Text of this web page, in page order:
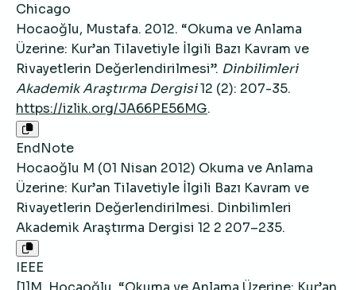
Chicago
Hocaoğlu, Mustafa. 2012. “Okuma ve Anlama
Üzerine: Kur’an Tilavetiyle İlgili Bazı Kavram ve
Rivayetlerin Değerlendirilmesi”. Dinbilimleri
Akademik Araştırma Dergisi12 (2): 207-35.
https://izlik.org/JA66PE56MG.
EndNote
Hocaoğlu M (01 Nisan 2012) Okuma ve Anlama
Üzerine: Kur’an Tilavetiyle İlgili Bazı Kavram ve
Rivayetlerin Değerlendirilmesi. Dinbilimleri
Akademik Araştırma Dergisi 12 2 207–235.
IEEE